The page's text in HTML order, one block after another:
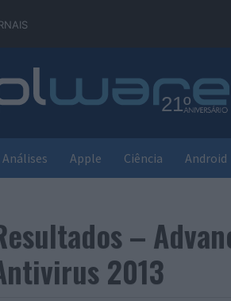
Análises Apple Ciência Android
–
2013